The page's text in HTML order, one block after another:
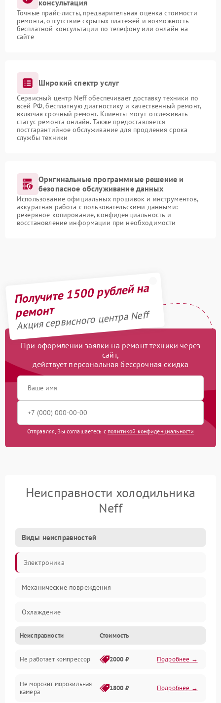
консультация
Точные прайс-листы, предварительная оценка стоимости
ремонта, отсутствие скрытых платежей и возможность
бесплатной консультации по телефону или онлайн на
сайте
Широкий спектр услуг
Сервисный центр Neff обеспечивает доставку техники по
всей РФ, бесплатную диагностику и качественный ремонт,
включая срочный ремонт. Клиенты могут отслеживать
статус ремонта онлайн. Также предоставляется
постгарантийное обслуживание для продления срока
службы техники
Оригинальные программные решение и
безопасное обслуживание данных
Использование официальных прошивок и инструментов,
аккуратная работа с пользовательскими данными:
резервное копирование, конфиденциальность и
восстановление информации при необходимости
Получите 1500 рублей на
ремонт
Акция сервисного центра Neff
При оформлении заявки на ремонт техники через
сайт,
действует персональная бессрочная скидка
Отправляя, Вы соглашаетесь с политикой конфиденциальности
Неисправности холодильника
Neff
Виды неисправностей
Электроника
Механические повреждения
Охлаждение
Механика
Электропитание
Дренаж
Неисправности Стоимость
Не работает компрессор 2000 ₽ Подробнее →
Не морозит морозильная
камера
1800 ₽ Подробнее →